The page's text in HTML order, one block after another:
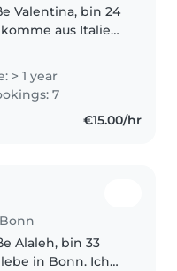
Valentina, bin 24
aus Italien.
habe mich
jüngeren
zwei Neffen..
> 1 year
7
€15.00/hr
Alaleh, bin 33
in Bonn. Ich